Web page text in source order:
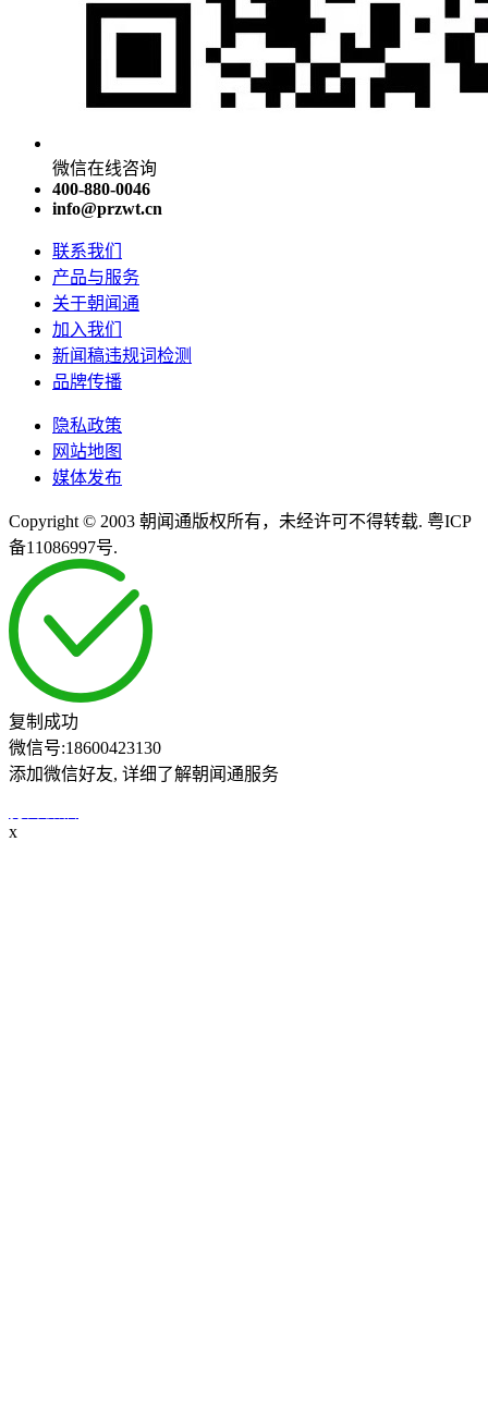
微信在线咨询
400-880-0046
info@przwt.cn
联系我们
产品与服务
关于朝闻通
加入我们
新闻稿违规词检测
品牌传播
隐私政策
网站地图
媒体发布
Copyright © 2003 朝闻通版权所有，未经许可不得转载. 粤ICP
备11086997号.
复制成功
微信号:18600423130
添加微信好友, 详细了解朝闻通服务
x